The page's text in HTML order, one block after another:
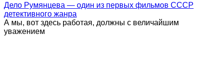
Дело Румянцева — один из первых фильмов СССР
детективного жанра
А мы, вот здесь работая, должны с величайшим
уважением